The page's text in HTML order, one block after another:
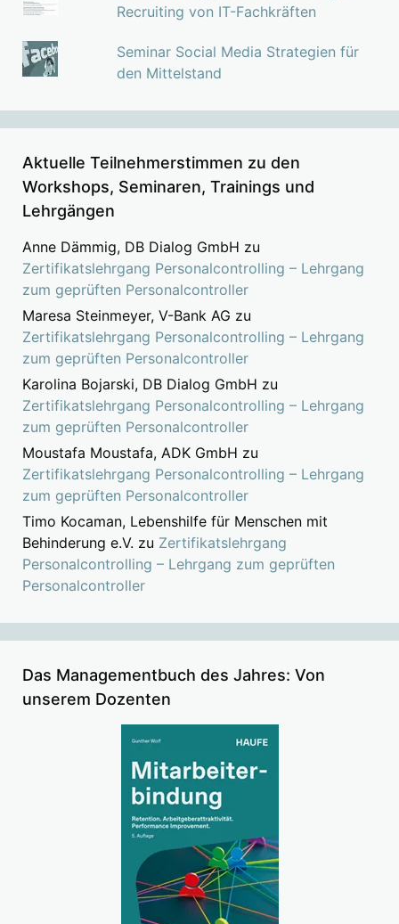
Recruiting von IT-Fachkräften
Seminar Social Media Strategien für
den Mittelstand
Aktuelle Teilnehmerstimmen zu den
Workshops, Seminaren, Trainings und
Lehrgängen
Anne Dämmig, DB Dialog GmbH zu
Zertifikatslehrgang Personalcontrolling – Lehrgang
zum geprüften Personalcontroller
Maresa Steinmeyer, V-Bank AG zu
Zertifikatslehrgang Personalcontrolling – Lehrgang
zum geprüften Personalcontroller
Karolina Bojarski, DB Dialog GmbH zu
Zertifikatslehrgang Personalcontrolling – Lehrgang
zum geprüften Personalcontroller
Moustafa Moustafa, ADK GmbH zu
Zertifikatslehrgang Personalcontrolling – Lehrgang
zum geprüften Personalcontroller
Timo Kocaman, Lebenshilfe für Menschen mit
Behinderung e.V. zu Zertifikatslehrgang
Personalcontrolling – Lehrgang zum geprüften
Personalcontroller
Das Managementbuch des Jahres: Von
unserem Dozenten